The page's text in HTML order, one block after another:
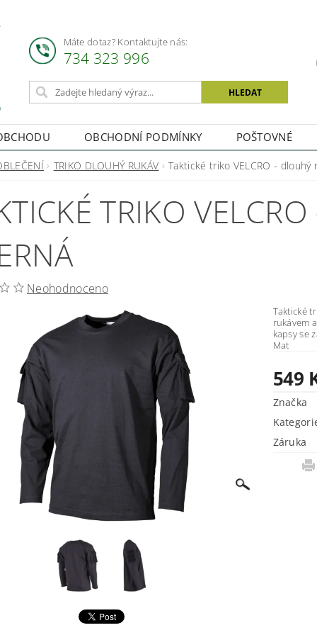
Máte dotaz? Kontaktujte nás:
734 323 996
OBCHODNÍ PODMÍNKY POŠTOVNÉ
TRIKO DLOUHÝ RUKÁV Taktické triko VELCRO - dlouhý
TRIKO
Neohodnoceno
Taktické triko
rukávem a
kapsy se
Mat
549
Značka
Záruka